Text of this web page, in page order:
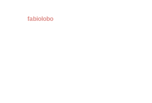
fabiolobo